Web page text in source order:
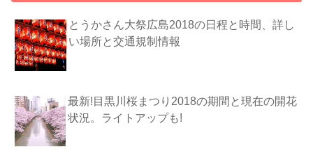
とうかさん大祭広島2018の日程と時間、詳し
い場所と交通規制情報
最新!目黒川桜まつり2018の期間と現在の開花
状況。ライトアップも!